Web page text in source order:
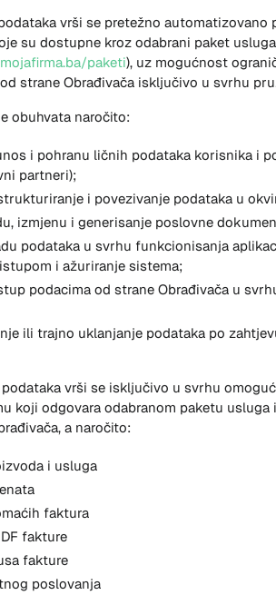
vrši se pretežno
su dostupne kroz odabrani paket
paketi), uz mogućnost
strane Obrađivača isključivo u svrhu
obuhvata naročito:
i pohranu ličnih podataka korisnika i
partneri);
i povezivanje podataka u
izmjenu i generisanje poslovne
podataka u svrhu funkcionisanja
i ažuriranje sistema;
podacima od strane Obrađivača u
ili trajno uklanjanje podataka po
vrši se isključivo u svrhu
koji odgovara odabranom paketu
a naročito:
i usluga
faktura
fakture
fakture
poslovanja